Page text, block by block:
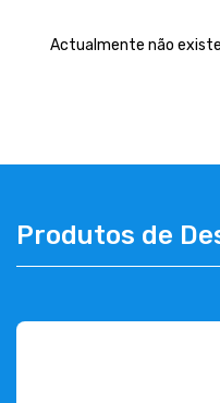
EMPRESA
Actualmente não
Produtos de